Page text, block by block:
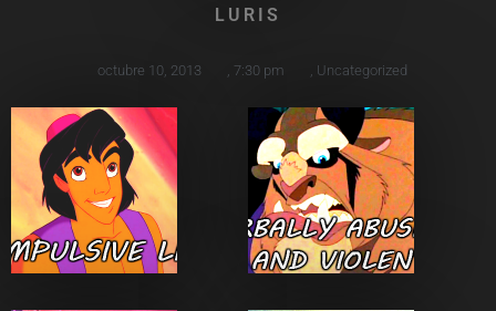
LURIS
octubre 10, 2013 7:30 pm Uncategorized